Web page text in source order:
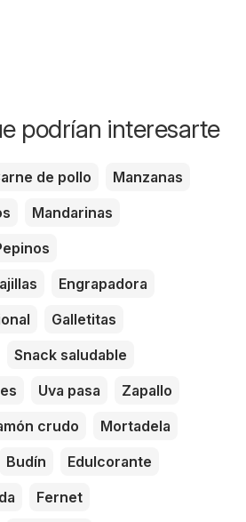
podrían interesarte
de pollo
Manzanas
Mandarinas
Engrapadora
Galletitas
Snack saludable
Uva pasa
Zapallo
crudo
Mortadela
Budín
Edulcorante
Fernet